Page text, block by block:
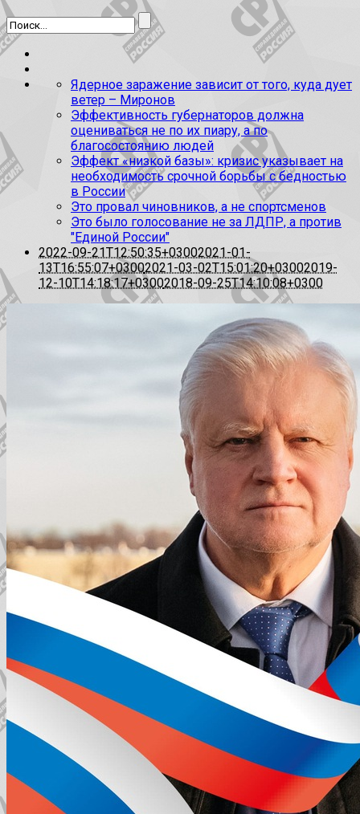
Ядерное заражение зависит от того, куда дует
ветер – Миронов
Эффективность губернаторов должна
оцениваться не по их пиару, а по
благосостоянию людей
Эффект «низкой базы»: кризис указывает на
необходимость срочной борьбы с бедностью
в России
Это провал чиновников, а не спортсменов
Это было голосование не за ЛДПР, а против
"Единой России"
2022-09-21T12:50:35+03002021-01-
13T16:55:07+03002021-03-02T15:01:20+03002019-
12-10T14:18:17+03002018-09-25T14:10:08+0300